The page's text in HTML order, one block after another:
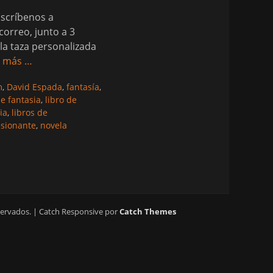
a
junto a 3
taza personalizada
más …
, David Espada, fantasía,
fantasia, libro de
, libros de
, novela
| Catch Responsive porCatch Themes